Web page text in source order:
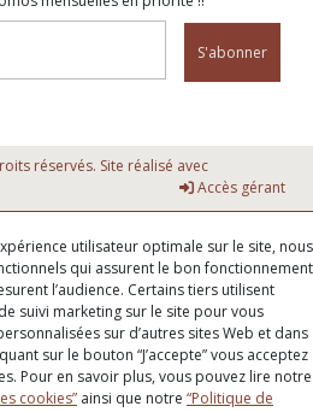
S'abonner
réservés. Site réalisé avec
Accès gérant
utilisateur optimale sur le site, nous
qui assurent le bon fonctionnement
l’audience. Certains tiers utilisent
suivi marketing sur le site pour vous
sur d’autres sites Web et dans
sur le bouton “J’accepte” vous acceptez
Pour en savoir plus, vous pouvez lire notre
cookies” ainsi que notre “Politique de